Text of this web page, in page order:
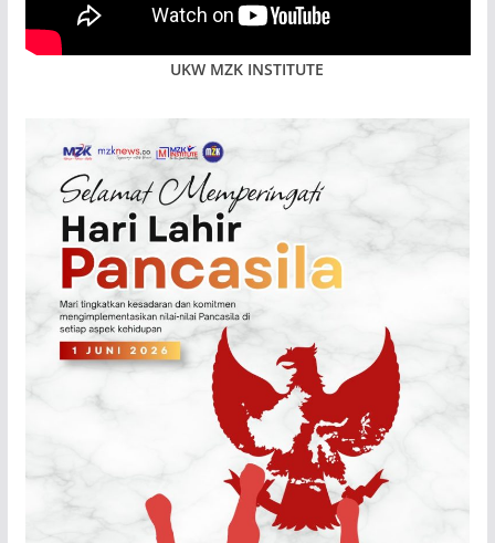
UKW MZK INSTITUTE